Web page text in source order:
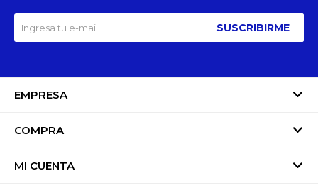
EMPRESA
COMPRA
MI CUENTA
SUSCRIBIRME